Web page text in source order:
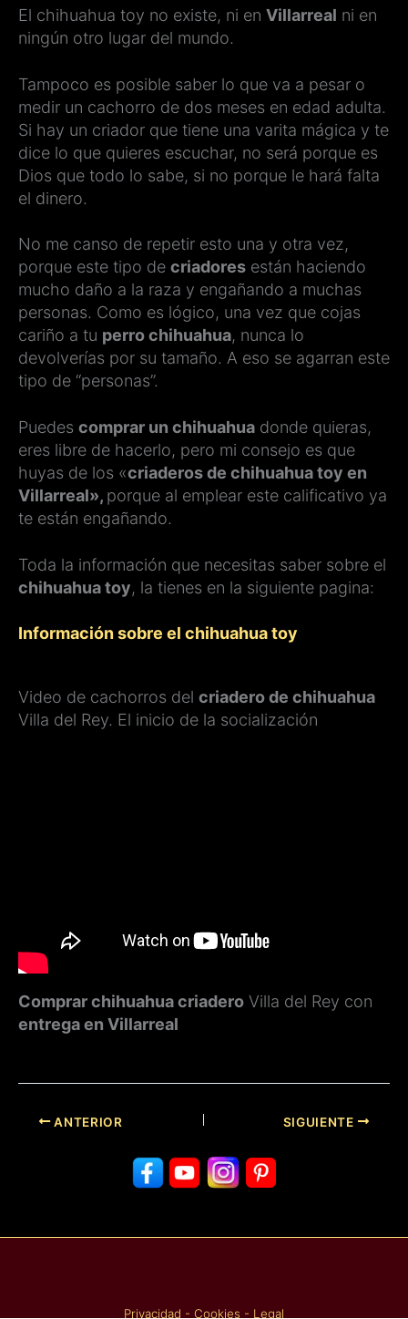
El chihuahua toy no existe, ni en Villarreal ni en
ningún otro lugar del mundo.
Tampoco es posible saber lo que va a pesar o
medir un cachorro de dos meses en edad adulta.
Si hay un criador que tiene una varita mágica y te
dice lo que quieres escuchar, no será porque es
Dios que todo lo sabe, si no porque le hará falta
el dinero.
No me canso de repetir esto una y otra vez,
porque este tipo de criadores están haciendo
mucho daño a la raza y engañando a muchas
personas. Como es lógico, una vez que cojas
cariño a tu perro chihuahua, nunca lo
devolverías por su tamaño. A eso se agarran este
tipo de “personas”.
Puedes comprar un chihuahua donde quieras,
eres libre de hacerlo, pero mi consejo es que
huyas de los «criaderos de chihuahua toy en
Villarreal», porque al emplear este calificativo ya
te están engañando.
Toda la información que necesitas saber sobre el
chihuahua toy, la tienes en la siguiente pagina:
Información sobre el chihuahua toy
Video de cachorros del criadero de chihuahua
Villa del Rey. El inicio de la socialización
Comprar chihuahua criadero Villa del Rey con
entrega en Villarreal
ANTERIOR SIGUIENTE
Privacidad - Cookies - Legal